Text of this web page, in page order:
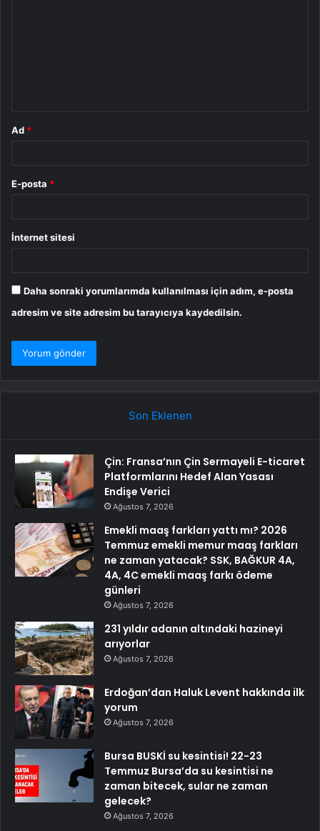
Ad *
E-posta *
İnternet sitesi
Daha sonraki yorumlarımda kullanılması için adım, e-posta
adresim ve site adresim bu tarayıcıya kaydedilsin.
Son Eklenen
Çin: Fransa’nın Çin Sermayeli E-ticaret
Platformlarını Hedef Alan Yasası
Endişe Verici
Ağustos 7, 2026
Emekli maaş farkları yattı mı? 2026
Temmuz emekli memur maaş farkları
ne zaman yatacak? SSK, BAĞKUR 4A,
4A, 4C emekli maaş farkı ödeme
günleri
Ağustos 7, 2026
231 yıldır adanın altındaki hazineyi
arıyorlar
Ağustos 7, 2026
Erdoğan’dan Haluk Levent hakkında ilk
yorum
Ağustos 7, 2026
Bursa BUSKİ su kesintisi! 22-23
Temmuz Bursa’da su kesintisi ne
zaman bitecek, sular ne zaman
gelecek?
Ağustos 7, 2026